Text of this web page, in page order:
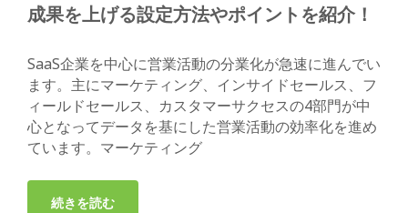
成果を上げる設定方法やポイントを紹介！
SaaS企業を中心に営業活動の分業化が急速に進んでい
ます。主にマーケティング、インサイドセールス、フ
ィールドセールス、カスタマーサクセスの4部門が中
心となってデータを基にした営業活動の効率化を進め
ています。マーケティング